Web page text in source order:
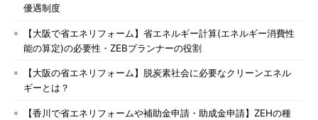
優遇制度
【大阪で省エネリフォーム】省エネルギー計算(エネルギー消費性
能の算定)の必要性・ZEBプランナーの役割
【大阪の省エネリフォーム】脱炭素社会に必要なクリーンエネル
ギーとは？
【香川で省エネリフォームや補助金申請・助成金申請】ZEHの種